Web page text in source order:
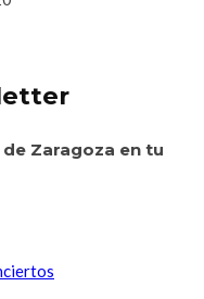
Zaragoza en tu